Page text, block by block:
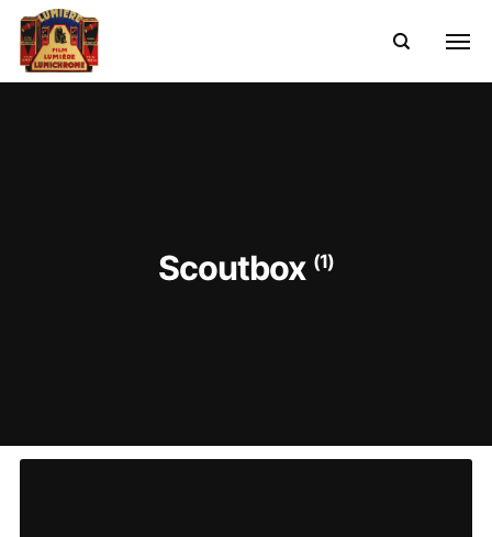
Scoutbox (1)